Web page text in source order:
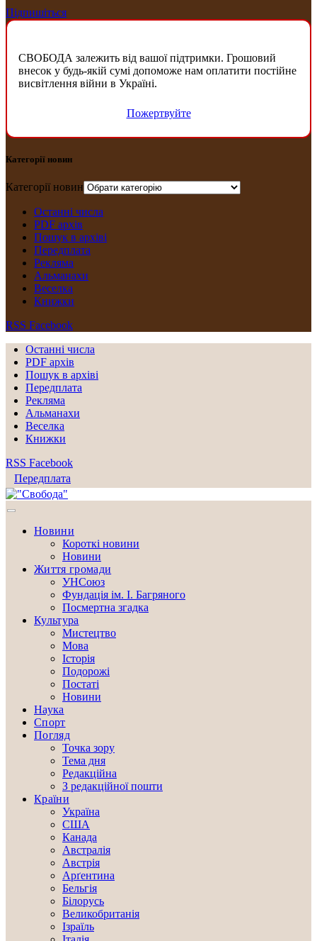
Підпишіться
СВОБОДА залежить від вашої підтримки. Грошовий
внесок у будь-якій сумі допоможе нам оплатити постійне
висвітлення війни в Україні.
Пожертвуйте
Категорії новин
Категорії новин
Останні числа
PDF архів
Пошук в архіві
Передплата
Рекляма
Альманахи
Веселка
Книжки
RSS Facebook
Останні числа
PDF архів
Пошук в архіві
Передплата
Рекляма
Альманахи
Веселка
Книжки
RSS Facebook
Передплата
Новини
Короткі новини
Новини
Життя громади
УНСоюз
Фундація ім. І. Багряного
Посмертна згадка
Культура
Мистецтво
Мова
Історія
Подорожі
Постаті
Новини
Наука
Спорт
Погляд
Точка зору
Тема дня
Редакційна
З редакційної пошти
Країни
Україна
США
Канада
Австралія
Австрія
Арґентина
Бельгія
Білорусь
Великобританія
Ізраїль